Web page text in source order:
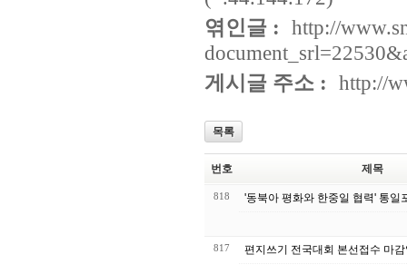
엮인글 : http://
게시글 주소 : http://
목록
번호 제목
818 '동북아 평화와 한중일 협력' 통일
817 편지쓰기 전국대회 본선접수